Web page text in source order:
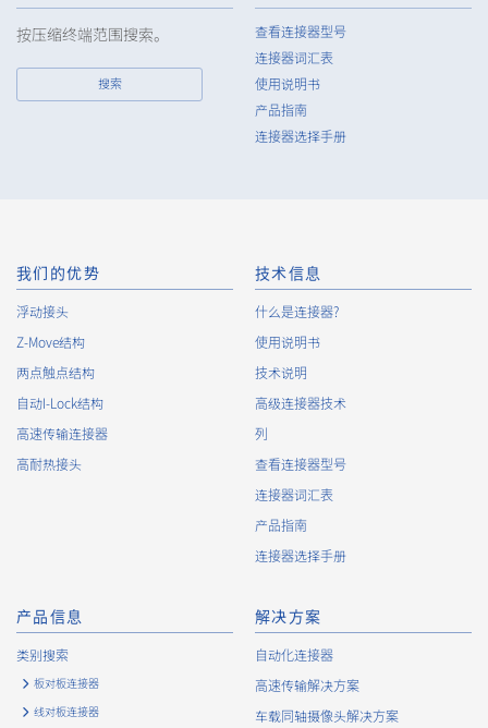
按压缩终端范围搜索。
搜索
查看连接器型号
连接器词汇表
使用说明书
产品指南
连接器选择手册
我们的优势
浮动接头
Z-Move结构
两点触点结构
自动I-Lock结构
高速传输连接器
高耐热接头
技术信息
什么是连接器?
使用说明书
技术说明
高级连接器技术
列
查看连接器型号
连接器词汇表
产品指南
连接器选择手册
产品信息
类别搜索
板对板连接器
线对板连接器
解决方案
自动化连接器
高速传输解决方案
车载同轴摄像头解决方案